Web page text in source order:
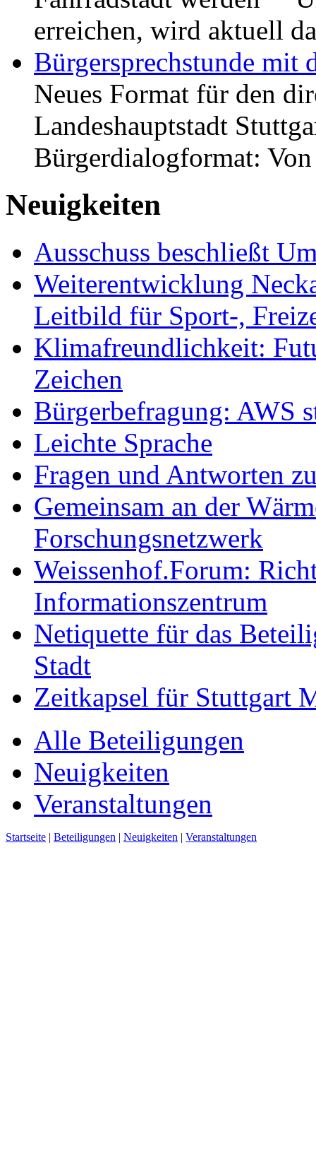
erreichen, wird aktuell
Bürgersprechstunde mit
Neues Format für den
Landeshauptstadt
Bürgerdialogformat:
Neuigkeiten
Ausschuss beschließt
Weiterentwicklung
Leitbild für Sport-,
Klimafreundlichkeit:
Zeichen
Bürgerbefragung: AWS
Leichte Sprache
Fragen und Antworten
Gemeinsam an der
Forschungsnetzwerk
Weissenhof.Forum:
Informationszentrum
Netiquette für das
Stadt
Zeitkapsel für Stuttgart
Alle Beteiligungen
Neuigkeiten
Veranstaltungen
Startseite | Beteiligungen | Neuigkeiten | Veranstaltungen